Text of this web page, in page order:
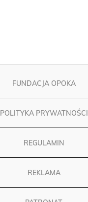
FUNDACJA OPOKA
POLITYKA PRYWATNOŚCI
REGULAMIN
REKLAMA